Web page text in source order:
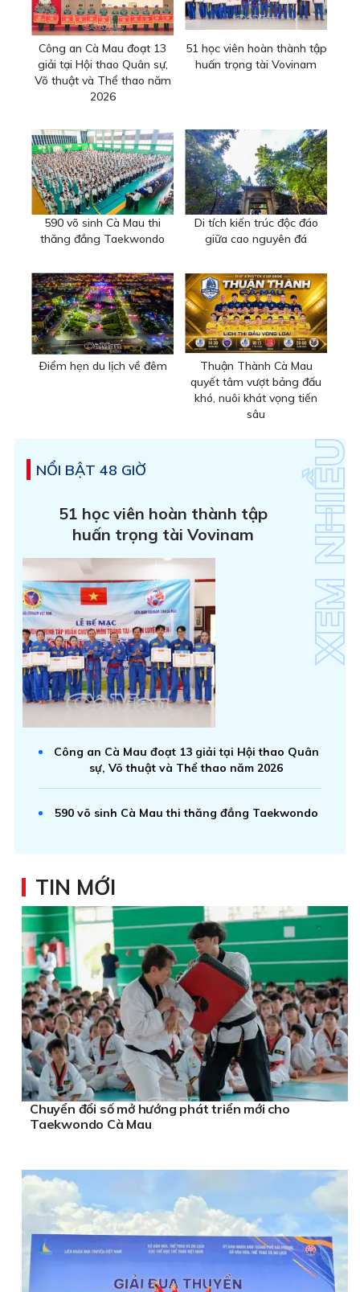
Công an Cà Mau đoạt 13
giải tại Hội thao Quân sự,
Võ thuật và Thể thao năm
2026
51 học viên hoàn thành tập
huấn trọng tài Vovinam
590 võ sinh Cà Mau thi
thăng đẳng Taekwondo
Di tích kiến trúc độc đáo
giữa cao nguyên đá
Ðiểm hẹn du lịch về đêm
Thuận Thành Cà Mau
quyết tâm vượt bảng đấu
khó, nuôi khát vọng tiến
sâu
NỔI BẬT 48 GIỜ
51 học viên hoàn thành tập
huấn trọng tài Vovinam
Công an Cà Mau đoạt 13 giải tại Hội thao Quân
sự, Võ thuật và Thể thao năm 2026
590 võ sinh Cà Mau thi thăng đẳng Taekwondo
TIN MỚI
Chuyển đổi số mở hướng phát triển mới cho
Taekwondo Cà Mau